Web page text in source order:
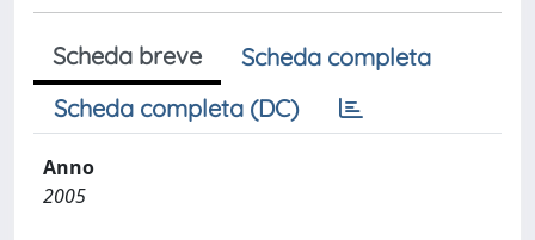
Scheda breve
Scheda completa
Scheda completa (DC)
Anno
2005